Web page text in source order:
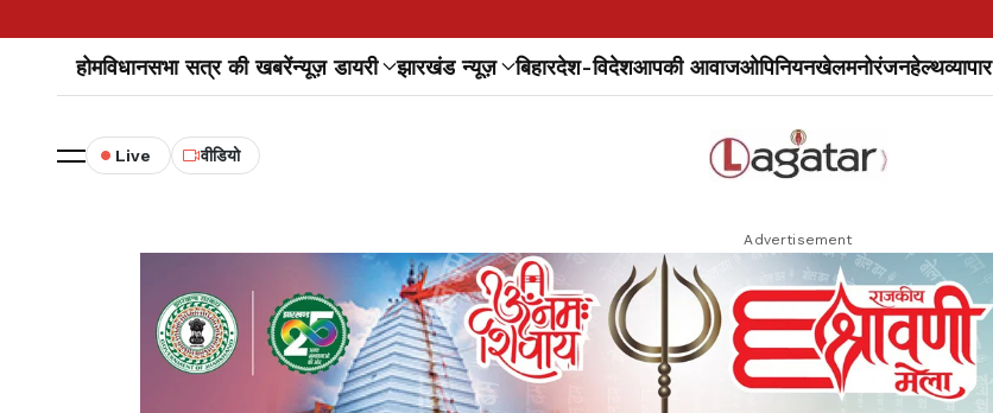
होमविधानसभा सत्र की खबरेंन्यूज़ डायरी झारखंड न्यूज़ बिहारदेश-विदेशआपकी आवाजओपिनियनखेलमनोरंजनहेल्थव्यापार
Live वीडियो
Advertisement